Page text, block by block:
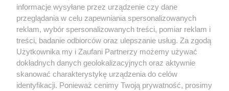
Nie zapomnij
zapoznać się z:
polityką prywatności regulamin korzystania z portali
Twojemiasto
Piekary Śląskie
Chorzów
Tarnowskie Góry
Skontakuj sięz nami
Kontakt
Wydawca
Redakcja
informacje wysyłane przez urządzenie czy dane
przeglądania w celu zapewniania spersonalizowanych
reklam, wybór spersonalizowanych treści, pomiar reklam i
treści, badanie odbiorców oraz ulepszanie usług. Za zgodą
Użytkownika my i Zaufani Partnerzy możemy używać
dokładnych danych geolokalizacyjnych oraz aktywnie
skanować charakterystykę urządzenia do celów
identyfikacji. Ponieważ cenimy Twoją prywatność, prosimy